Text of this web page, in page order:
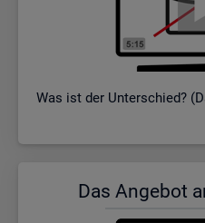
Was ist der Un­ter­schied?
Das An­ge­bot